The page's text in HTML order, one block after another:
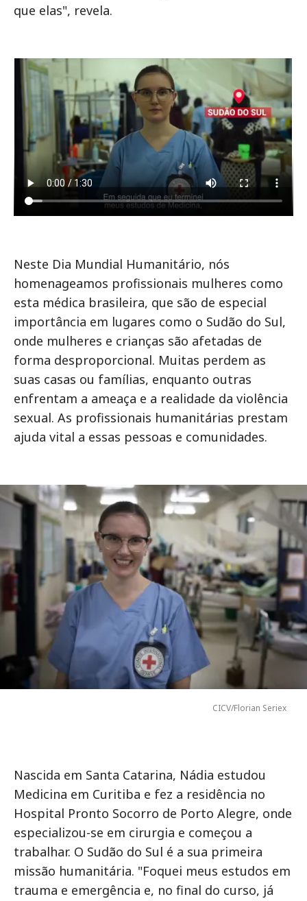
que elas", revela.
Neste Dia Mundial Humanitário, nós
homenageamos profissionais mulheres como
esta médica brasileira, que são de especial
importância em lugares como o Sudão do Sul,
onde mulheres e crianças são afetadas de
forma desproporcional. Muitas perdem as
suas casas ou famílias, enquanto outras
enfrentam a ameaça e a realidade da violência
sexual. As profissionais humanitárias prestam
ajuda vital a essas pessoas e comunidades.
CICV/Florian Seriex
Nascida em Santa Catarina, Nádia estudou
Medicina em Curitiba e fez a residência no
Hospital Pronto Socorro de Porto Alegre, onde
especializou-se em cirurgia e começou a
trabalhar. O Sudão do Sul é a sua primeira
missão humanitária. "Foquei meus estudos em
trauma e emergência e, no final do curso, já